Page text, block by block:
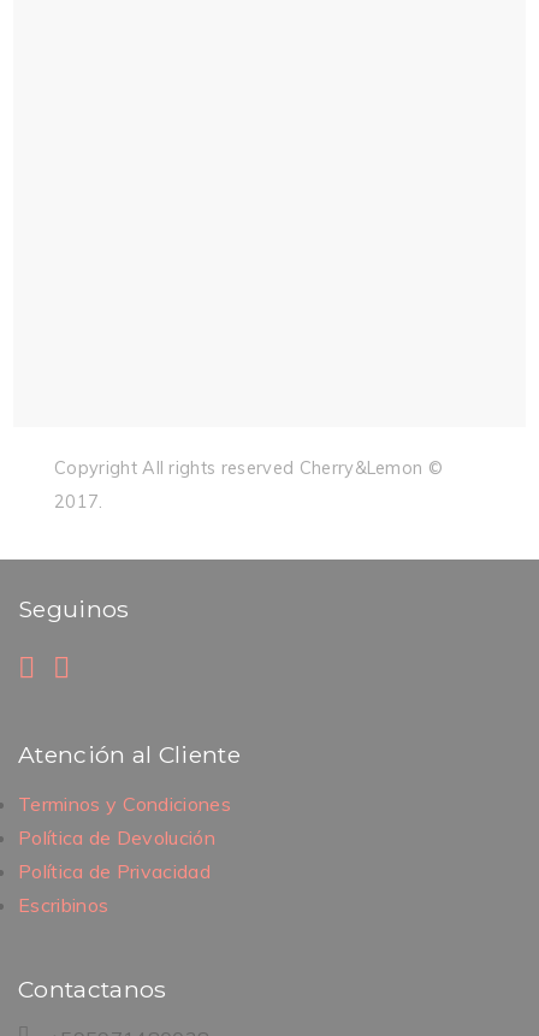
Copyright All rights reserved Cherry&Lemon ©
2017.
Seguinos
Atención al Cliente
Terminos y Condiciones
Política de Devolución
Política de Privacidad
Escribinos
Contactanos